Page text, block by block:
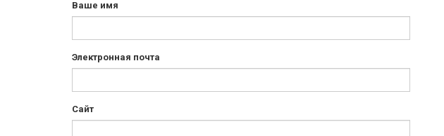
Ваше имя
Электронная почта
Сайт